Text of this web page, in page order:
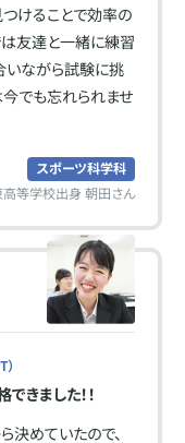
けることで効率の
友達と一緒に練習
いながら試験に挑
でも忘れられませ
スポーツ科学科
等学校出身 朝田さん
きました！！
決めていたので、